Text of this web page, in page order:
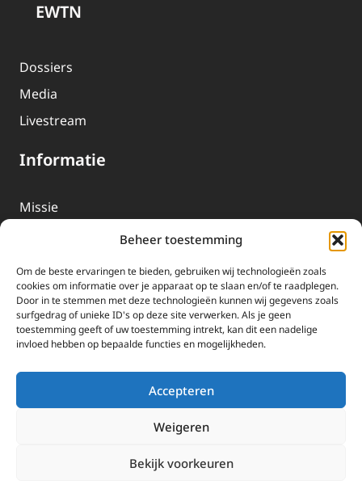
Beheer toestemming
Om de beste ervaringen te bieden, gebruiken wij technologieën zoals
cookies om informatie over je apparaat op te slaan en/of te raadplegen.
Door in te stemmen met deze technologieën kunnen wij gegevens zoals
surfgedrag of unieke ID's op deze site verwerken. Als je geen
toestemming geeft of uw toestemming intrekt, kan dit een nadelige
invloed hebben op bepaalde functies en mogelijkheden.
Accepteren
Weigeren
Bekijk voorkeuren
EWTN
Dossiers
Media
Livestream
Informatie
Missie
EWTN-Team
Organisatiegegevens
Doneren
EWTN wordt uitsluitend gefinancierd door uw donaties.
Wij ontvangen bewust geen advertentie-inkomsten of